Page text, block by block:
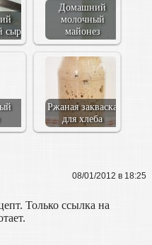
сыр
Домашний
молочный
майонез
Ржаная закваска
для хлеба
08/01/2012 в 18:25
Только ссылка на